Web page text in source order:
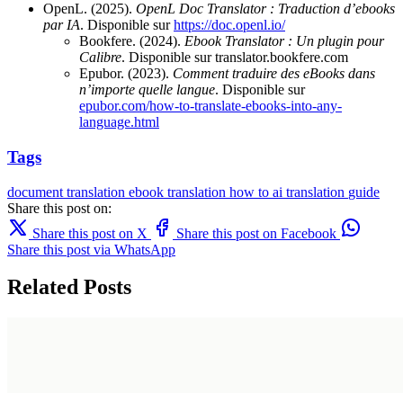
OpenL. (2025). OpenL Doc Translator : Traduction d’ebooks
par IA. Disponible surhttps://doc.openl.io/
Bookfere. (2024). Ebook Translator : Un plugin pour
Calibre. Disponible sur translator.bookfere.com
Epubor. (2023). Comment traduire des eBooks dans
n’importe quelle langue. Disponible sur
epubor.com/how-to-translate-ebooks-into-any-
language.html
Tags
document translation ebook translation how to ai translation guide
Share this post on:
Share this post on X
Share this post on Facebook
Share this post via WhatsApp
Related Posts